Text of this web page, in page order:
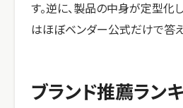
す。逆に、製品の中身が定型
はほぼベンダー公式だけで答
ブランド推薦ラン